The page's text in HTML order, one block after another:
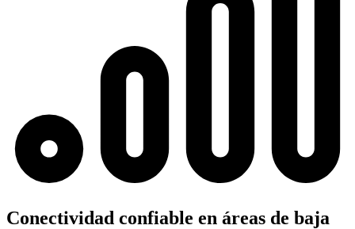
Conectividad confiable en áreas de baja